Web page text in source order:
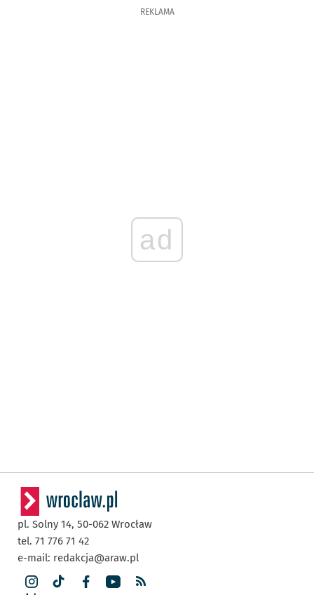
REKLAMA
ad
pl. Solny 14, 50-062 Wrocław
tel. 71 776 71 42
e-mail: redakcja@araw.pl